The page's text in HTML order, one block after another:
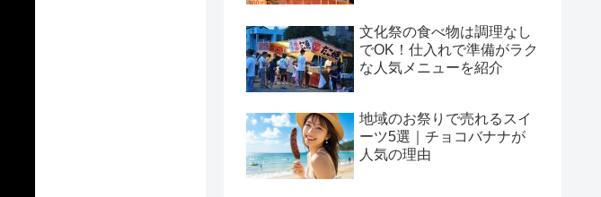
文化祭の食べ物は調理なし
でOK！仕入れで準備がラク
な人気メニューを紹介
地域のお祭りで売れるスイ
ーツ5選｜チョコバナナが
人気の理由